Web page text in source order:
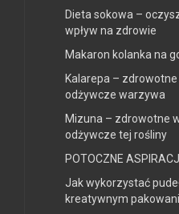
Dieta sokowa –
wpływ na zdrowie
Makaron kolanka na
Kalarepa –
odżywcze warzywa
Mizuna – zdrowotne
odżywcze tej rośliny
POTOCZNE
Jak wykorzystać
kreatywnym